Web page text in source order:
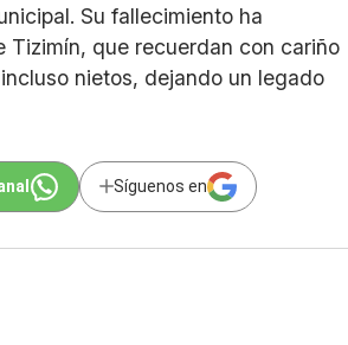
Su fallecimiento ha
Tizimín, que recuerdan con cariño
nietos, dejando un legado
Síguenos en